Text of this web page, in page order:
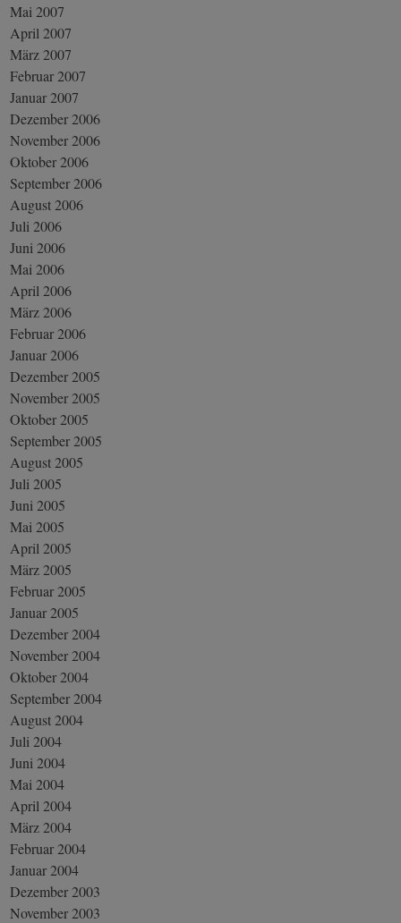
Mai 2007
April 2007
März 2007
Februar 2007
Januar 2007
Dezember 2006
November 2006
Oktober 2006
September 2006
August 2006
Juli 2006
Juni 2006
Mai 2006
April 2006
März 2006
Februar 2006
Januar 2006
Dezember 2005
November 2005
Oktober 2005
September 2005
August 2005
Juli 2005
Juni 2005
Mai 2005
April 2005
März 2005
Februar 2005
Januar 2005
Dezember 2004
November 2004
Oktober 2004
September 2004
August 2004
Juli 2004
Juni 2004
Mai 2004
April 2004
März 2004
Februar 2004
Januar 2004
Dezember 2003
November 2003